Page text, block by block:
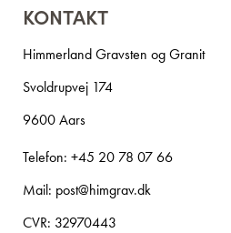
KONTAKT
Himmerland Gravsten og Granit
Svoldrupvej 174
9600 Aars
Telefon: +45 20 78 07 66
Mail: post@himgrav.dk
CVR: 32970443